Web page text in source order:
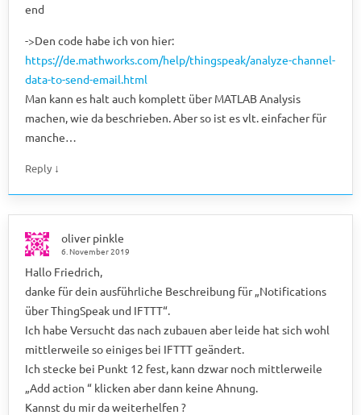
end
->Den code habe ich von hier:
https://de.mathworks.com/help/thingspeak/analyze-channel-
data-to-send-email.html
Man kann es halt auch komplett über MATLAB Analysis
machen, wie da beschrieben. Aber so ist es vlt. einfacher für
manche…
Reply ↓
oliver pinkle
6. November 2019
Hallo Friedrich,
danke für dein ausführliche Beschreibung für „Notifications
über ThingSpeak und IFTTT“.
Ich habe Versucht das nach zubauen aber leide hat sich wohl
mittlerweile so einiges bei IFTTT geändert.
Ich stecke bei Punkt 12 fest, kann dzwar noch mittlerweile
„Add action “ klicken aber dann keine Ahnung.
Kannst du mir da weiterhelfen ?